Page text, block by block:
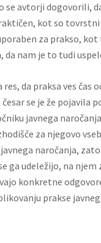
se avtorji dogovorili,
kot so
za prakso,
da nam je to tudi
res, da praksa ves čas
se je že pojavila
javnega
za njegovo
naročanja, zato
ga udeležijo, na
konkretne
prakse